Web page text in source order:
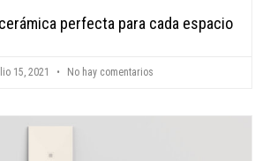
perfecta para cada espacio
15, 2021 No hay comentarios